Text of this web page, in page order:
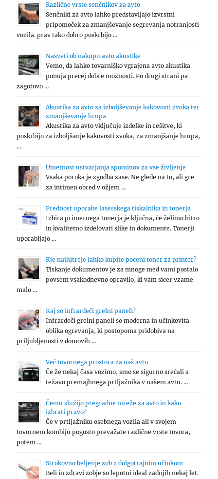
Različne vrste senčnikov za avto
Senčniki za avto lahko predstavljajo izvrstni
pripomoček za zmanjševanje segrevanja notranjosti
vozila. prav tako dobro poskrbijo …
Nasveti ob nakupu avto akustike
Vemo, da lahko tovarniško vgrajena avto akustika
ponuja precej dobre možnosti. Po drugi strani pa
zagotovo …
Akustika za avto za izboljševanje kakovosti zvoka ter
zmanjševanje hrupa
Akustika za avto vključuje izdelke in rešitve, ki
poskrbijo za izboljšanje kakovosti zvoka, za zmanjšanje hrupa,
…
Umetnost ustvarjanja spominov za vse življenje
Vsaka poroka je zgodba zase. Ne glede na to, ali gre
za intimen obred v ožjem …
Prednost uporabe laserskega tiskalnika in tonerja
Izbira primernega tonerja je ključna, če želimo hitro
in kvalitetno izdelovati slike in dokumente. Tonerji
uporabljajo …
Kje najhitreje lahko kupite poceni toner za printer?
Tiskanje dokumentov je za mnoge med vami postalo
povsem vsakodnevno opravilo, ki vam sicer vzame
malo …
Kaj so infrardeči grelni paneli?
Infrardeči grelni paneli so moderna in učinkovita
oblika ogrevanja, ki postopoma pridobiva na
priljubljenosti v domovih …
Več tovornega prostora za naš avto
Če že nekaj časa vozimo, smo se sigurno srečali s
težavo premajhnega prtljažnika v našem avtu. …
Čemu služijo pregradne mreže za avto in kako
izbrati pravo?
Če v prtljažniku osebnega vozila ali v svojem
tovornem kombiju pogosto prevažate različne vrste tovora,
potem …
Strokovno beljenje zob z dolgotrajnim učinkom
Beli in zdravi zobje so lepotni ideal zadnjih nekaj let.